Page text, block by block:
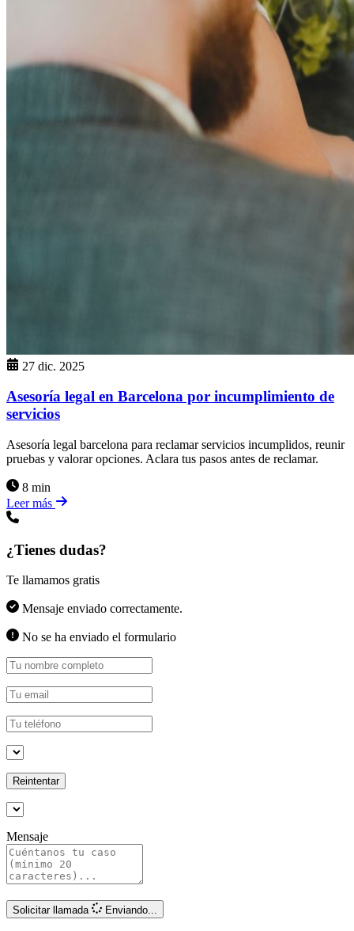
27 dic. 2025
Asesoría legal en Barcelona por incumplimiento de
servicios
Asesoría legal barcelona para reclamar servicios incumplidos, reunir
pruebas y valorar opciones. Aclara tus pasos antes de reclamar.
8 min
Leer más
¿Tienes dudas?
Te llamamos gratis
Mensaje enviado correctamente.
No se ha enviado el formulario
Reintentar
Mensaje
Solicitar llamada Enviando...